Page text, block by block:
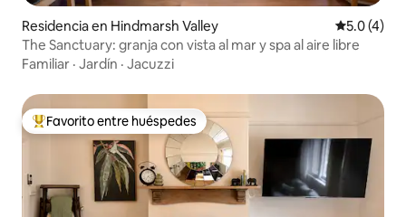
Residencia en Hindmarsh Valley
5.0 (4)
The Sanctuary: granja con vista al mar y spa al aire libre
Familiar · Jardín · Jacuzzi
De los mejores en Favorito entre huéspedes
Favorito entre huéspedes